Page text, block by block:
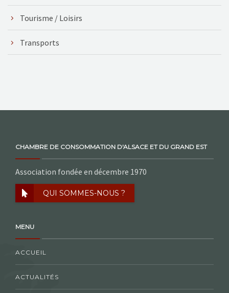
Tourisme / Loisirs
Transports
CHAMBRE DE CONSOMMATION D'ALSACE ET DU GRAND EST
Association fondée en décembre 1970
QUI SOMMES-NOUS ?
MENU
ACCUEIL
ACTUALITÉS